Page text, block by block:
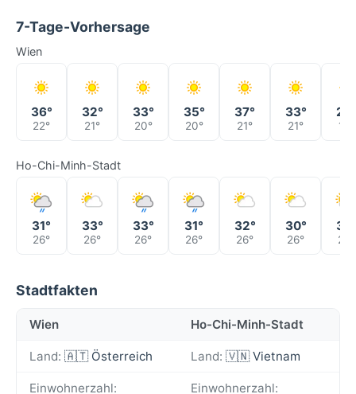
7-Tage-Vorhersage
Wien
36°
22°
32°
21°
33°
20°
35°
20°
37°
21°
33°
21° 19°
Ho-Chi-Minh-Stadt
31°
26°
33°
26°
33°
26°
31°
26°
32°
26°
30°
26° 26°
Stadtfakten
Wien Ho-Chi-Minh-Stadt
Land: 🇦🇹 Österreich Land: 🇻🇳 Vietnam
Einwohnerzahl: Einwohnerzahl: